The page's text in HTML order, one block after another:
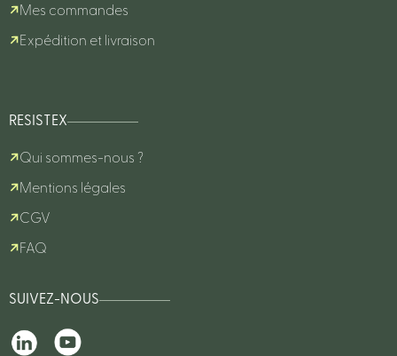
Mes commandes
Expédition et livraison
RESISTEX
Qui sommes-nous ?
Mentions légales
CGV
FAQ
SUIVEZ-NOUS